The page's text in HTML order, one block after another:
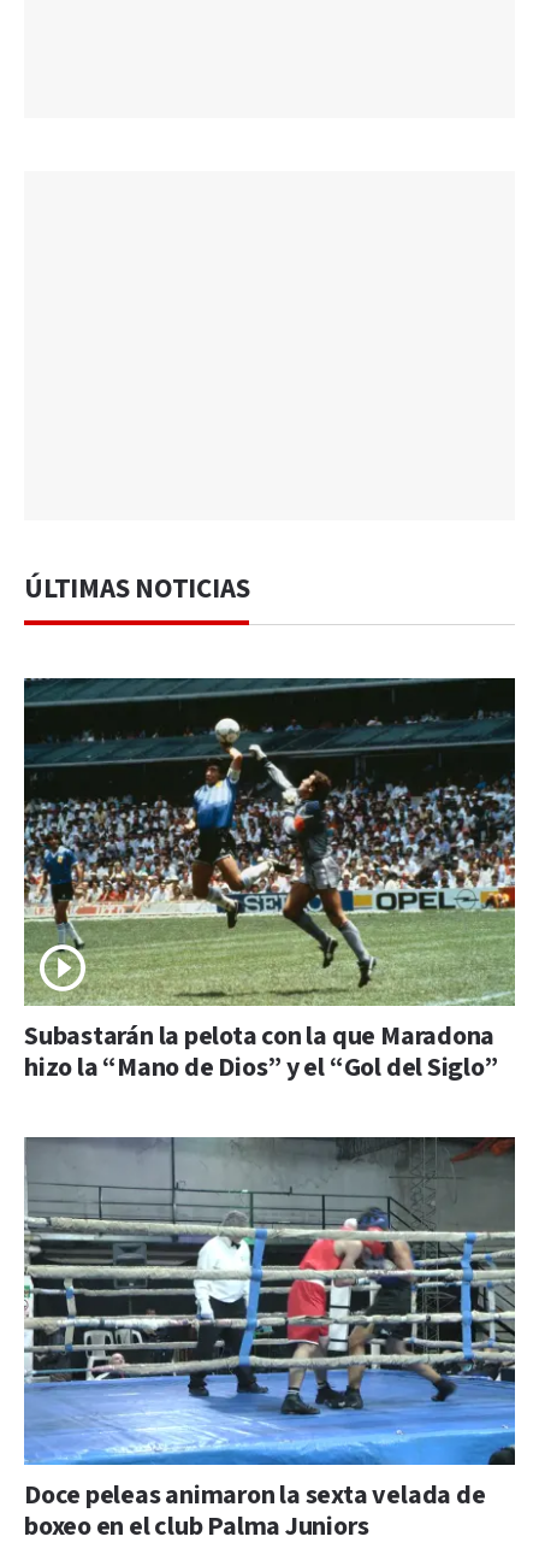
ÚLTIMAS NOTICIAS
Subastarán la pelota con la que Maradona
hizo la “Mano de Dios” y el “Gol del Siglo”
Doce peleas animaron la sexta velada de
boxeo en el club Palma Juniors